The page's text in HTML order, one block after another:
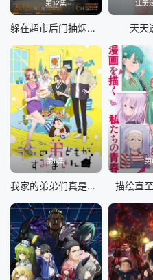
第12集
躲在超市后门抽烟的两人
注册
天天
第6集
我家的弟弟们真是让您费心了
第
描绘直